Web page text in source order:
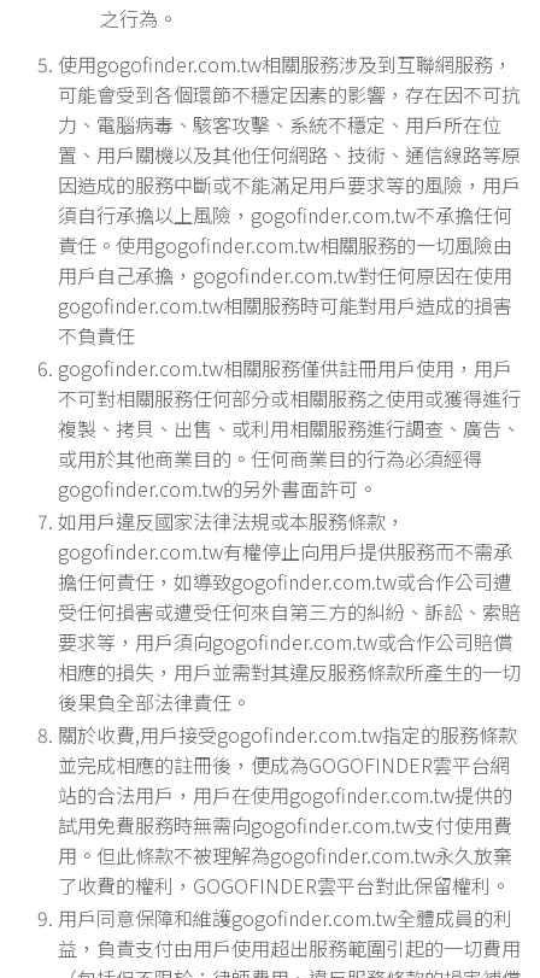
之行為。
使用gogofinder.com.tw相關服務涉及到互聯網服務，
可能會受到各個環節不穩定因素的影響，存在因不可抗
力、電腦病毒、駭客攻擊、系統不穩定、用戶所在位
置、用戶關機以及其他任何網路、技術、通信線路等原
因造成的服務中斷或不能滿足用戶要求等的風險，用戶
須自行承擔以上風險，gogofinder.com.tw不承擔任何
責任。使用gogofinder.com.tw相關服務的一切風險由
用戶自己承擔，gogofinder.com.tw對任何原因在使用
gogofinder.com.tw相關服務時可能對用戶造成的損害
不負責任
gogofinder.com.tw相關服務僅供註冊用戶使用，用戶
不可對相關服務任何部分或相關服務之使用或獲得進行
複製、拷貝、出售、或利用相關服務進行調查、廣告、
或用於其他商業目的。任何商業目的行為必須經得
gogofinder.com.tw的另外書面許可。
如用戶違反國家法律法規或本服務條款，
gogofinder.com.tw有權停止向用戶提供服務而不需承
擔任何責任，如導致gogofinder.com.tw或合作公司遭
受任何損害或遭受任何來自第三方的糾紛、訴訟、索賠
要求等，用戶須向gogofinder.com.tw或合作公司賠償
相應的損失，用戶並需對其違反服務條款所產生的一切
後果負全部法律責任。
關於收費,用戶接受gogofinder.com.tw指定的服務條款
並完成相應的註冊後，便成為GOGOFINDER雲平台網
站的合法用戶，用戶在使用gogofinder.com.tw提供的
試用免費服務時無需向gogofinder.com.tw支付使用費
用。但此條款不被理解為gogofinder.com.tw永久放棄
了收費的權利，GOGOFINDER雲平台對此保留權利。
用戶同意保障和維護gogofinder.com.tw全體成員的利
益，負責支付由用戶使用超出服務範圍引起的一切費用